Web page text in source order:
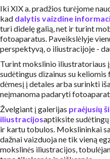
Iki XIX a. pradžios turėjome
kad dalytis vaizdine
turi didelę galią, net ir turint
fotoaparatus. Paveikslėlyje
perspektyvą, o iliustracijoje -
Turint mokslinio iliustratoriaus
sudėtingus dizainus su
dėmesį į detales arba surinkti
neįmanoma padaryti
Žvelgiant į galerijas praėjusių
iliustracijosaptiksite
ir kartu tobulos. Mokslininkai
dažnai vaizduoja ne tik vieną
mokslinės iliustracijos,